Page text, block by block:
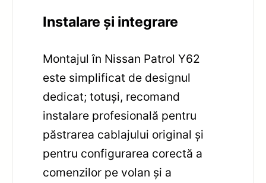
Instalare și integrare
Montajul în Nissan Patrol Y62
este simplificat de designul
dedicat; totuși, recomand
instalare profesională pentru
păstrarea cablajului original și
pentru configurarea corectă a
comenzilor pe volan și a